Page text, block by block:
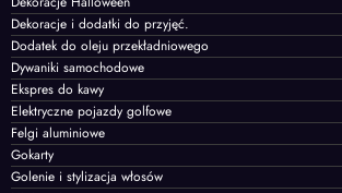
Dekoracje i dodatki do przyjęć.
Dodatek do oleju przekładniowego
Dywaniki samochodowe
Ekspres do kawy
Elektryczne pojazdy golfowe
Felgi aluminiowe
Gokarty
Golenie i stylizacja włosów